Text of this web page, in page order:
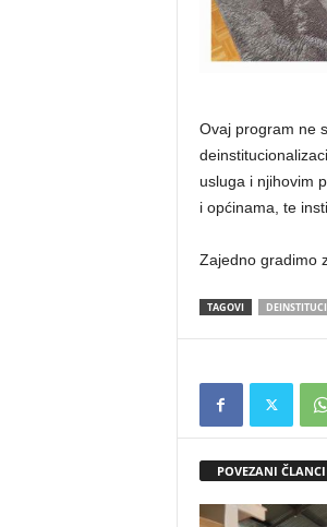
Ovaj program ne
usluga i njihovim
i općinama, te
Zajedno gradimo
TAGOVI
POVEZANI ČLANCI